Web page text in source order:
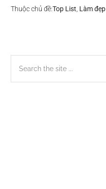
Thuộc chủ đề:Top List Làm đẹp
Sidebar
chính
the